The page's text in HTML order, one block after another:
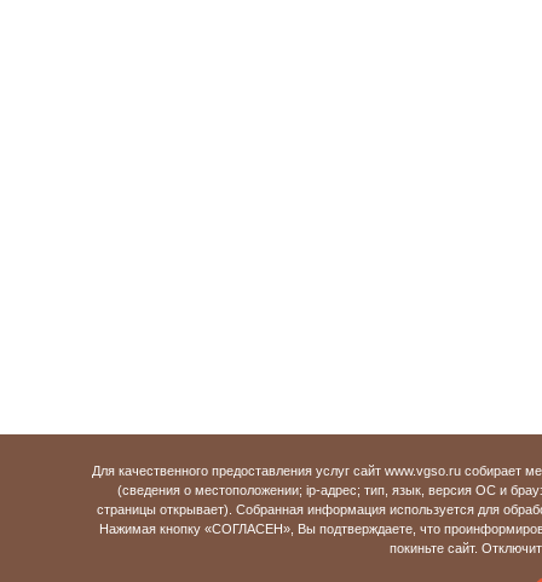
Для качественного предоставления услуг сайт www.vgso.ru
(сведения о местоположении; ip-адрес; тип, язык, версия ОС и
страницы открывает). Собранная информация используется для
Нажимая кнопку «СОГЛАСЕН», Вы подтверждаете, что
покиньте сайт.